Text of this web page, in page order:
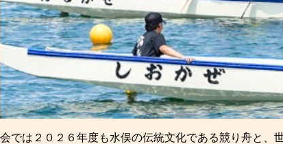
では２０２６年度も水俣の伝統文化である競り舟と、